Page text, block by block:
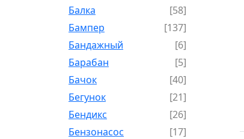
Балка
[58]
Бампер
[137]
Бандажный
[6]
Барабан
[5]
Бачок
[40]
Бегунок
[21]
Бендикс
[26]
Бензонасос
[17]